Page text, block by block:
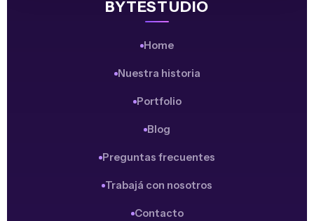
BYTESTUDIO
Home
Nuestra historia
Portfolio
Blog
Preguntas frecuentes
Trabajá con nosotros
Contacto